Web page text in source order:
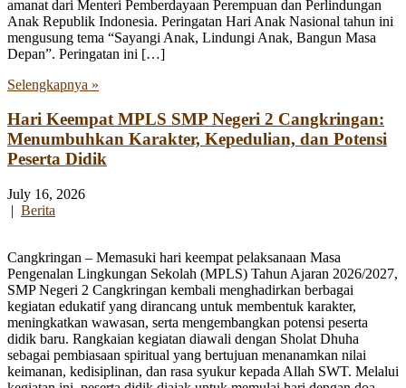
amanat dari Menteri Pemberdayaan Perempuan dan Perlindungan
Anak Republik Indonesia. Peringatan Hari Anak Nasional tahun ini
mengusung tema “Sayangi Anak, Lindungi Anak, Bangun Masa
Depan”. Peringatan ini […]
Selengkapnya »
Hari Keempat MPLS SMP Negeri 2 Cangkringan:
Menumbuhkan Karakter, Kepedulian, dan Potensi
Peserta Didik
July 16, 2026
| Berita
Cangkringan – Memasuki hari keempat pelaksanaan Masa
Pengenalan Lingkungan Sekolah (MPLS) Tahun Ajaran 2026/2027,
SMP Negeri 2 Cangkringan kembali menghadirkan berbagai
kegiatan edukatif yang dirancang untuk membentuk karakter,
meningkatkan wawasan, serta mengembangkan potensi peserta
didik baru. Rangkaian kegiatan diawali dengan Sholat Dhuha
sebagai pembiasaan spiritual yang bertujuan menanamkan nilai
keimanan, kedisiplinan, dan rasa syukur kepada Allah SWT. Melalui